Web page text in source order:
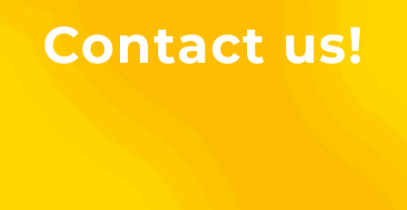
Contact us!